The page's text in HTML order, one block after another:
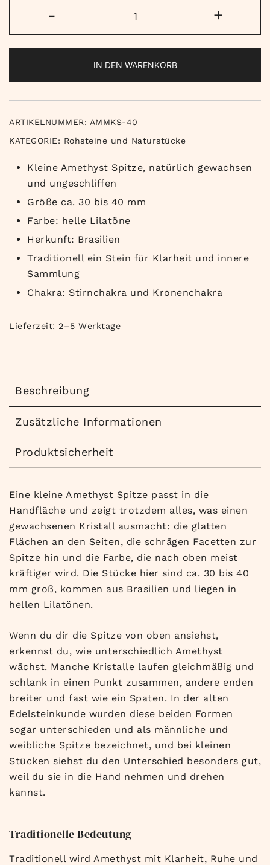
-
Kristallspitze
Menge
+
IN DEN WARENKORB
ARTIKELNUMMER: AMMKS-40
KATEGORIE: Rohsteine und Naturstücke
Kleine Amethyst Spitze, natürlich gewachsen
und ungeschliffen
Größe ca. 30 bis 40 mm
Farbe: helle Lilatöne
Herkunft: Brasilien
Traditionell ein Stein für Klarheit und innere
Sammlung
Chakra: Stirnchakra und Kronenchakra
Lieferzeit: 2–5 Werktage
Beschreibung
Zusätzliche Informationen
Produktsicherheit
Eine kleine Amethyst Spitze passt in die
Handfläche und zeigt trotzdem alles, was einen
gewachsenen Kristall ausmacht: die glatten
Flächen an den Seiten, die schrägen Facetten zur
Spitze hin und die Farbe, die nach oben meist
kräftiger wird. Die Stücke hier sind ca. 30 bis 40
mm groß, kommen aus Brasilien und liegen in
hellen Lilatönen.
Wenn du dir die Spitze von oben ansiehst,
erkennst du, wie unterschiedlich Amethyst
wächst. Manche Kristalle laufen gleichmäßig und
schlank in einen Punkt zusammen, andere enden
breiter und fast wie ein Spaten. In der alten
Edelsteinkunde wurden diese beiden Formen
sogar unterschieden und als männliche und
weibliche Spitze bezeichnet, und bei kleinen
Stücken siehst du den Unterschied besonders gut,
weil du sie in die Hand nehmen und drehen
kannst.
Traditionelle Bedeutung
Traditionell wird Amethyst mit Klarheit, Ruhe und